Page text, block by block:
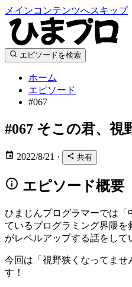
メインコンテンツへスキップ
エピソードを検索
ホーム
エピソード
#067
#067 そこの君、視
2022/8/21 · 共有
エピソード概要
ひまじんプログラマーでは
ているプログラミング界隈
がレベルアップする話をして
今回は「視野狭くなってませ
す！